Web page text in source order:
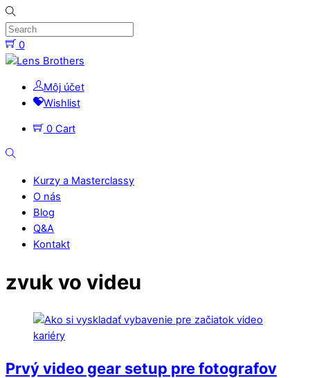
Skip
to
content
0
Menu
Môj účet
Wishlist
0 Cart
Search
Kurzy a Masterclassy
O nás
Blog
Q&A
Kontakt
Menu
zvuk vo videu
Prvý video gear setup pre fotografov